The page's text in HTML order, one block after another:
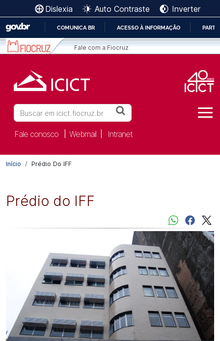
Ir para o conteúdo [1]
Ir para o menu [2]
Ir para a Busca [3]
IR
PARA
COMUNICA BR ACESSO À INFORMAÇÃO
Fale com a Fiocruz
Dislexia Auto Contraste Inverter
Buscar
Fale conosco Webmail Intranet
Início Prédio Do IFF
Prédio do IFF